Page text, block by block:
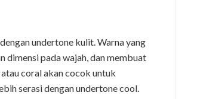
undertone kulit. Warna yang
pada wajah, dan membuat
coral akan cocok untuk
serasi dengan undertone cool.